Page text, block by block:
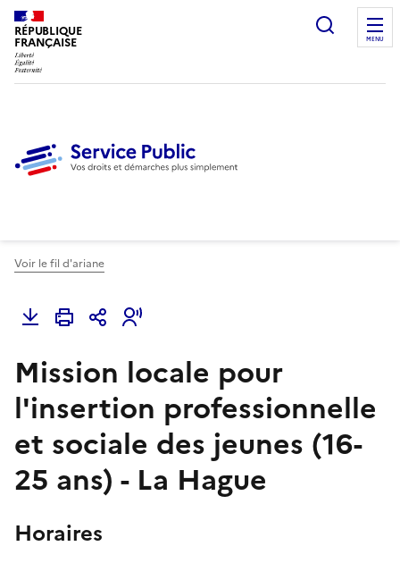
RÉPUBLIQUE
FRANÇAISE
Ouvrir
MENU
Voir le fil d'ariane
Mission locale pour
l'insertion professionnelle
et sociale des jeunes (16-
25 ans) - La Hague
Horaires